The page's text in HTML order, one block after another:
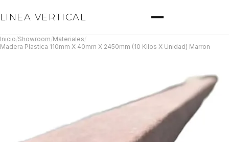
LINEA VERTICAL
Inicio Showroom Materiales
Madera Plastica 110mm X 40mm X 2450mm (10 Kilos X Unidad) Marron